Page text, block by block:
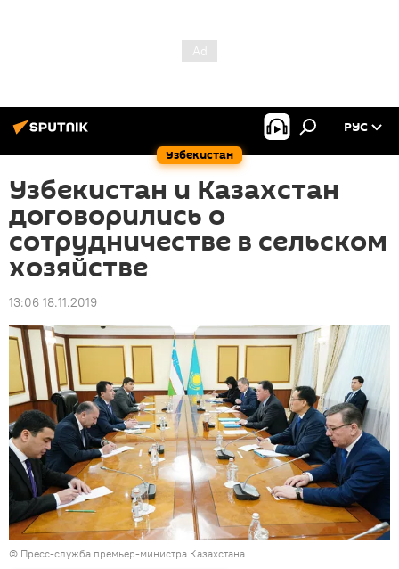
Узбекистан
РУС
Узбекистан и Казахстан
договорились о
сотрудничестве в сельском
хозяйстве
13:06 18.11.2019
© Пресс-служба премьер-министра Казахстана